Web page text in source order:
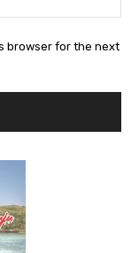
browser for the next